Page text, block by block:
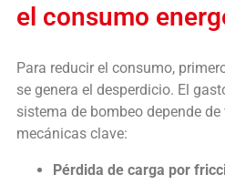
el consumo
Para reducir el consumo,
se genera el desperdicio. El
sistema de bombeo depende
mecánicas clave:
Pérdida de carga por